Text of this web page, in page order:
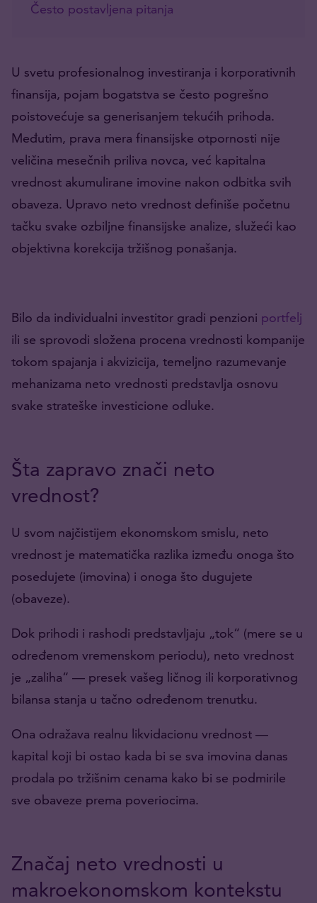
Često postavljena pitanja
U svetu profesionalnog investiranja i korporativnih
finansija, pojam bogatstva se često pogrešno
poistovećuje sa generisanjem tekućih prihoda.
Međutim, prava mera finansijske otpornosti nije
veličina mesečnih priliva novca, već kapitalna
vrednost akumulirane imovine nakon odbitka svih
obaveza. Upravo neto vrednost definiše početnu
tačku svake ozbiljne finansijske analize, služeći kao
objektivna korekcija tržišnog ponašanja.
Bilo da individualni investitor gradi penzioni portfelj
ili se sprovodi složena procena vrednosti kompanije
tokom spajanja i akvizicija, temeljno razumevanje
mehanizama neto vrednosti predstavlja osnovu
svake strateške investicione odluke.
Šta zapravo znači neto
vrednost?
U svom najčistijem ekonomskom smislu, neto
vrednost je matematička razlika između onoga što
posedujete (imovina) i onoga što dugujete
(obaveze).
Dok prihodi i rashodi predstavljaju „tok“ (mere se u
određenom vremenskom periodu), neto vrednost
je „zaliha“ — presek vašeg ličnog ili korporativnog
bilansa stanja u tačno određenom trenutku.
Ona odražava realnu likvidacionu vrednost —
kapital koji bi ostao kada bi se sva imovina danas
prodala po tržišnim cenama kako bi se podmirile
sve obaveze prema poveriocima.
Značaj neto vrednosti u
makroekonomskom kontekstu